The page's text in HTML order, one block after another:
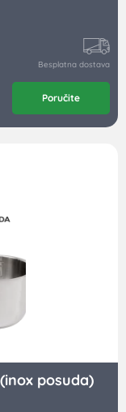
Besplatna dostava
Poručite
posuda)